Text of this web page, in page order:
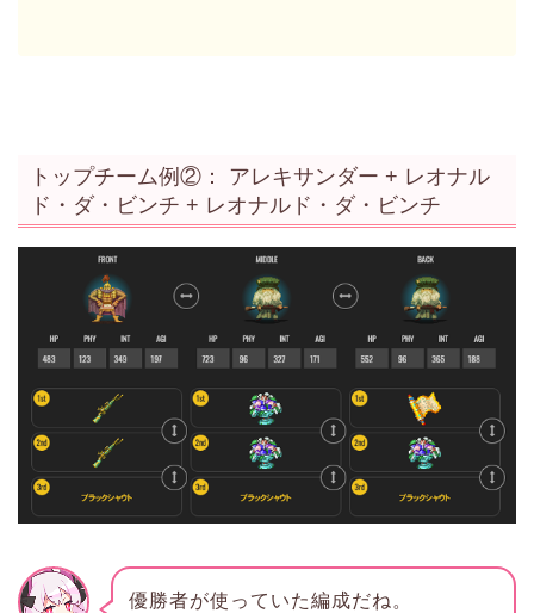
トップチーム例②： アレキサンダー + レオナル
ド・ダ・ビンチ + レオナルド・ダ・ビンチ
優勝者が使っていた編成だね。